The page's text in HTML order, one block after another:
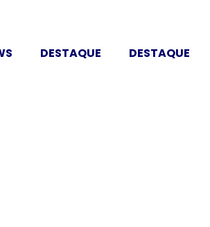
DESTAQUE DESTAQUE